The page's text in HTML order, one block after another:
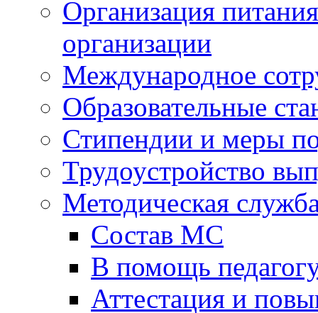
Организация
организации
Международное
Образовательные
Стипендии и меры
Трудоустройство
Методическая
Состав МС
В помощь
Аттестация и